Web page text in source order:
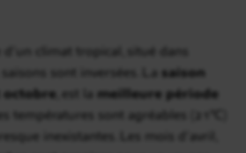
climat tropical, situé dans
saisons sont inversées. La saison
octobre , est la meilleure période
températures sont agréables (21°C)
inexistantes. Les mois d’avril,